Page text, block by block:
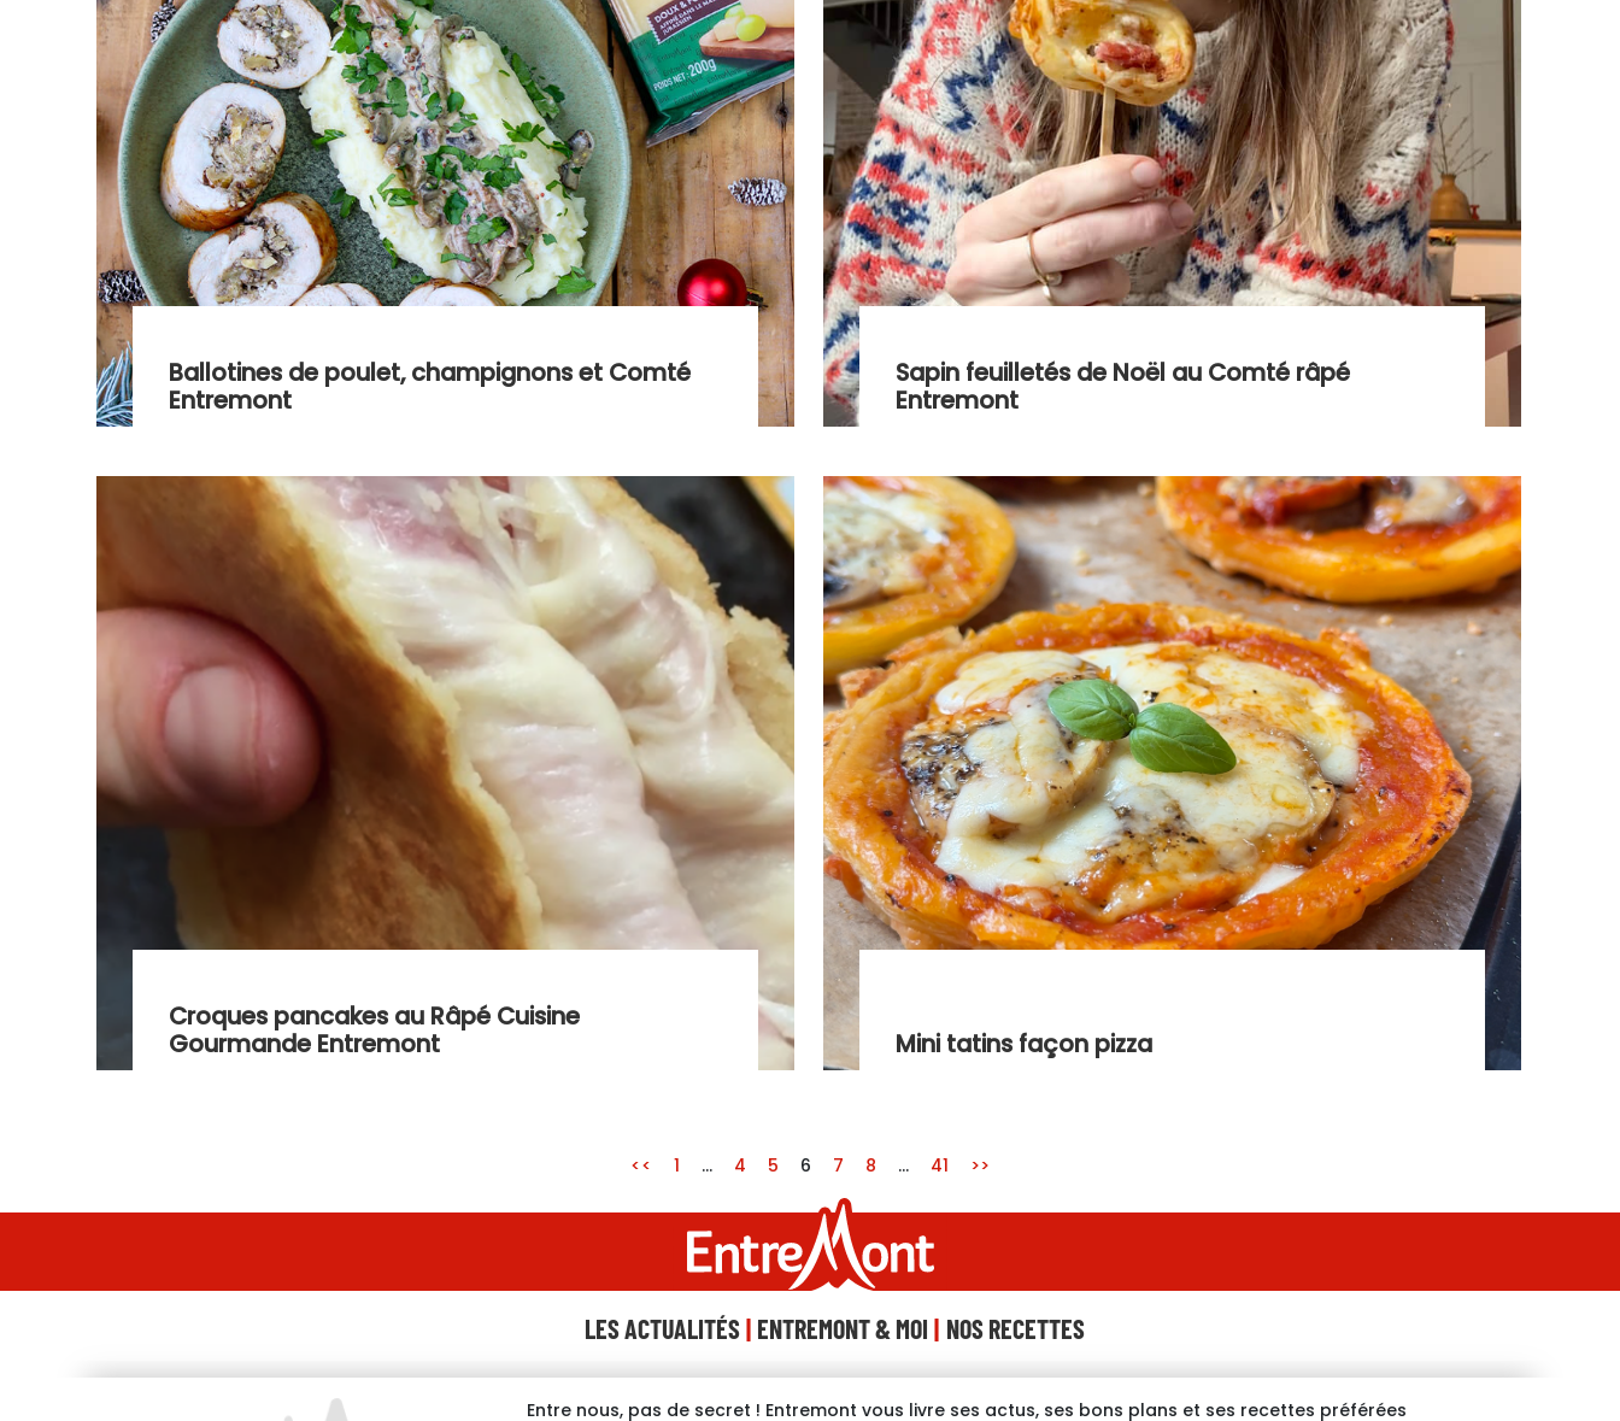
Ballotines de poulet, champignons et Comté
Entremont
Sapin feuilletés de Noël au Comté râpé
Entremont
Croques pancakes au Râpé Cuisine
Gourmande Entremont
Mini tatins façon pizza
<< 1 … 4 5 6 7 8 … 41 >>
LES ACTUALITÉS ENTREMONT & MOI NOS RECETTES
Entre nous, pas de secret ! Entremont vous livre ses actus, ses bons plans et ses recettes préférées